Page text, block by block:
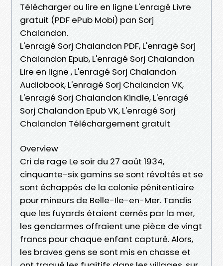
Télécharger ou lire en ligne L'enragé Livre
gratuit (PDF ePub Mobi) pan Sorj
Chalandon.
L'enragé Sorj Chalandon PDF, L'enragé Sorj
Chalandon Epub, L'enragé Sorj Chalandon
Lire en ligne , L'enragé Sorj Chalandon
Audiobook, L'enragé Sorj Chalandon VK,
L'enragé Sorj Chalandon Kindle, L'enragé
Sorj Chalandon Epub VK, L'enragé Sorj
Chalandon Téléchargement gratuit
Overview
Cri de rage Le soir du 27 août 1934,
cinquante-six gamins se sont révoltés et se
sont échappés de la colonie pénitentiaire
pour mineurs de Belle-Ile-en-Mer. Tandis
que les fuyards étaient cernés par la mer,
les gendarmes offraient une pièce de vingt
francs pour chaque enfant capturé. Alors,
les braves gens se sont mis en chasse et